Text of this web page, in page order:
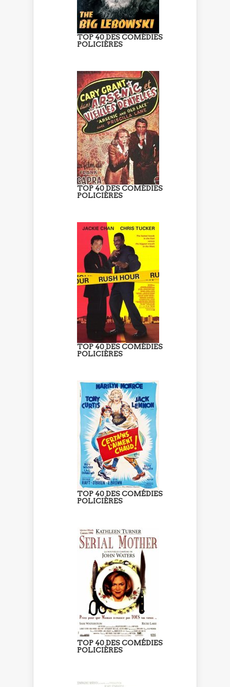
TOP 40 DES COMÉDIES
POLICIÈRES
TOP 40 DES COMÉDIES
POLICIÈRES
TOP 40 DES COMÉDIES
POLICIÈRES
TOP 40 DES COMÉDIES
POLICIÈRES
TOP 40 DES COMÉDIES
POLICIÈRES